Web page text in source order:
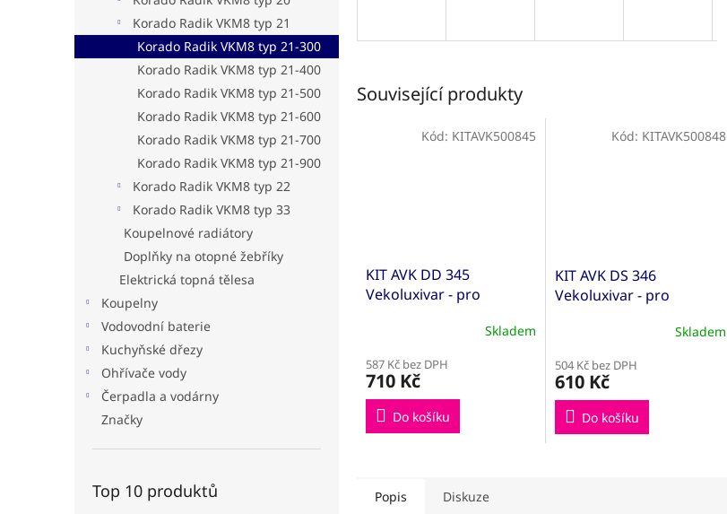
Korado Radik VKM8 typ 21
Korado Radik VKM8 typ 21-300
Korado Radik VKM8 typ 21-400
Korado Radik VKM8 typ 21-500
Korado Radik VKM8 typ 21-600
Korado Radik VKM8 typ 21-700
Korado Radik VKM8 typ 21-900
Korado Radik VKM8 typ 22
Korado Radik VKM8 typ 33
Koupelnové radiátory
Doplňky na otopné žebříky
Elektrická topná tělesa
Koupelny
Vodovodní baterie
Kuchyňské dřezy
Ohřívače vody
Čerpadla a vodárny
Značky
Top 10 produktů
Související produkty
KIT AVK DD 345
Vekoluxivar - pro
1/2"xEK; 15x1; příméSkladem
587 Kč bez DPH
710 Kč
Do košíku
Kód: KITAVK500845
KIT AVK DS 346
Vekoluxivar - pro
1/2"xEK; 15x1; rohovéSkladem
504 Kč bez DPH
610 Kč
Do košíku
Kód: KITAVK500848
Popis Diskuze